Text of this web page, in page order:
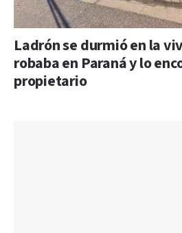
Ladrón se durmió en la
robaba en Paraná y lo
propietario